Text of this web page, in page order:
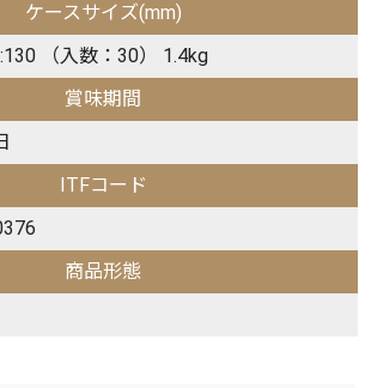
ケースサイズ(mm)
（入数：30） 1.4kg
賞味期間
ITFコード
商品形態